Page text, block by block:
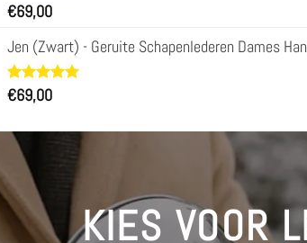
Waardering
op 5
gebaseerd
op
23
klantbeoordelingen
€69,00
Jen (Zwart) - Geruite Schapenlederen Dames
Waardering
op 5
op
11
klantbeoordelingen
€69,00
KIES VOOR